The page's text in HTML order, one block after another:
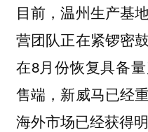
目前，温州生产基
营团队正在紧锣密
在8月份恢复具备
售端，新威马已经
海外市场已经获得明